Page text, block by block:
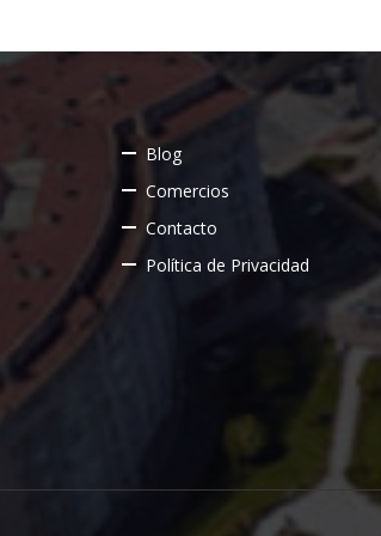
Blog
Comercios
Contacto
Política de Privacidad